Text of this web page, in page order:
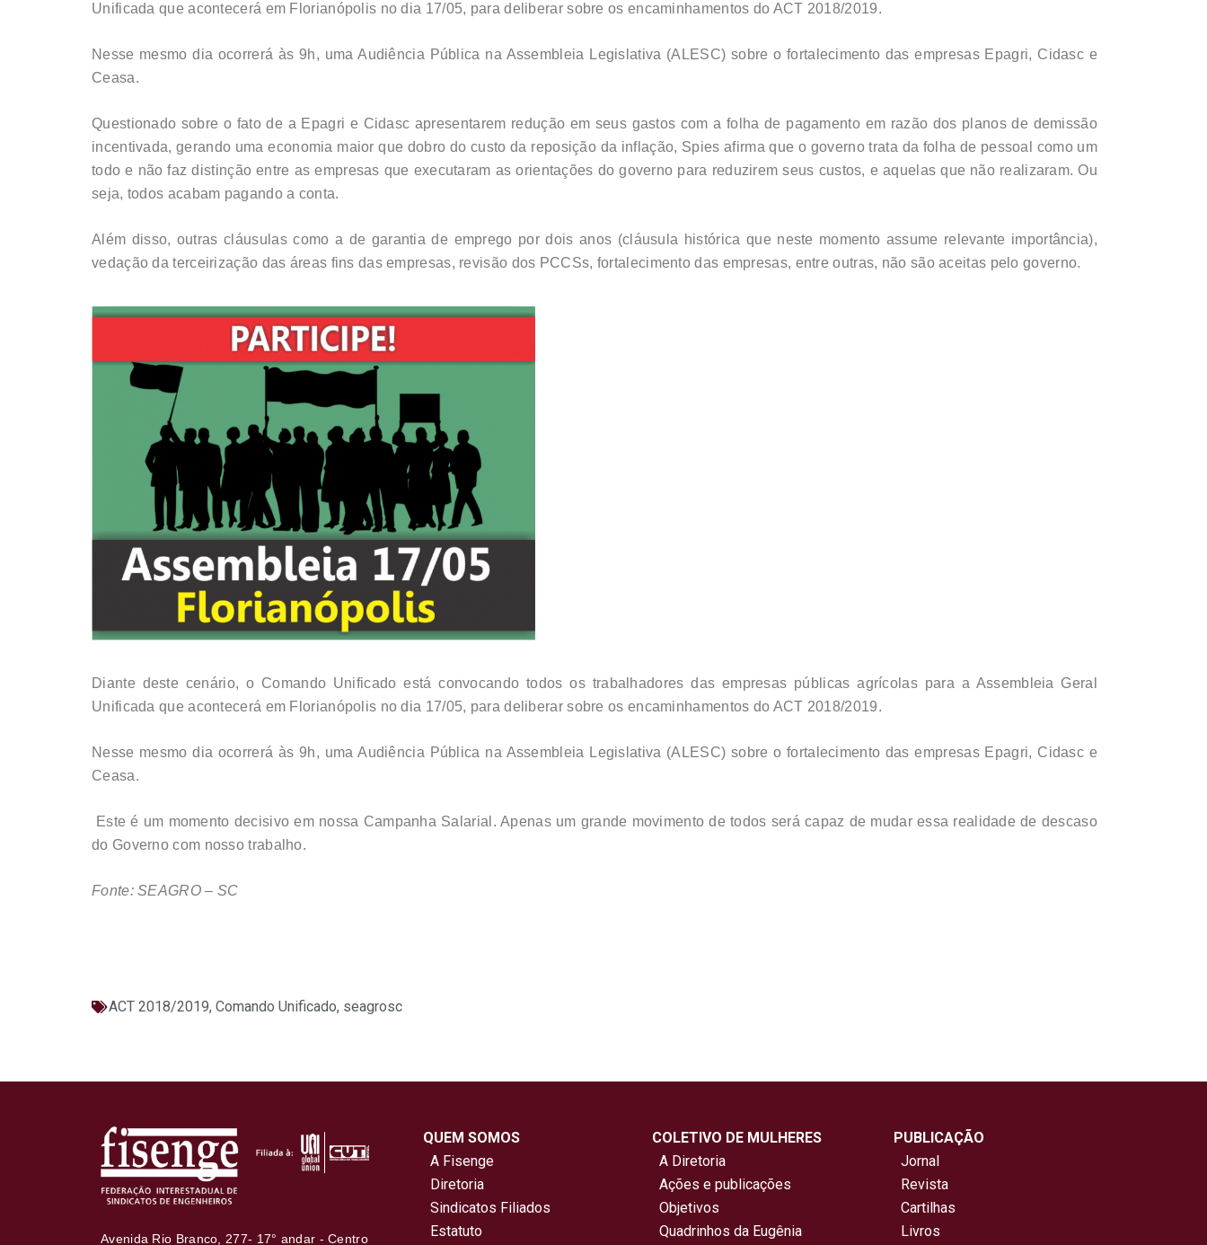
Unificada que acontecerá em Florianópolis no dia 17/05, para deliberar sobre os encaminhamentos do ACT 2018/2019.
Nesse mesmo dia ocorrerá às 9h, uma Audiência Pública na Assembleia Legislativa (ALESC) sobre o fortalecimento das empresas Epagri, Cidasc e
Ceasa.
Questionado sobre o fato de a Epagri e Cidasc apresentarem redução em seus gastos com a folha de pagamento em razão dos planos de demissão
incentivada, gerando uma economia maior que dobro do custo da reposição da inflação, Spies afirma que o governo trata da folha de pessoal como um
todo e não faz distinção entre as empresas que executaram as orientações do governo para reduzirem seus custos, e aquelas que não realizaram. Ou
seja, todos acabam pagando a conta.
Além disso, outras cláusulas como a de garantia de emprego por dois anos (cláusula histórica que neste momento assume relevante importância),
vedação da terceirização das áreas fins das empresas, revisão dos PCCSs, fortalecimento das empresas, entre outras, não são aceitas pelo governo.
Diante deste cenário, o Comando Unificado está convocando todos os trabalhadores das empresas públicas agrícolas para a Assembleia Geral
Unificada que acontecerá em Florianópolis no dia 17/05, para deliberar sobre os encaminhamentos do ACT 2018/2019.
Nesse mesmo dia ocorrerá às 9h, uma Audiência Pública na Assembleia Legislativa (ALESC) sobre o fortalecimento das empresas Epagri, Cidasc e
Ceasa.
Este é um momento decisivo em nossa Campanha Salarial. Apenas um grande movimento de todos será capaz de mudar essa realidade de descaso
do Governo com nosso trabalho.
Fonte: SEAGRO – SC
ACT 2018/2019, Comando Unificado, seagrosc
Avenida Rio Branco, 277- 17° andar - Centro
QUEM SOMOS
A Fisenge
Diretoria
Sindicatos Filiados
Estatuto
COLETIVO DE MULHERES
A Diretoria
Ações e publicações
Objetivos
Quadrinhos da Eugênia
PUBLICAÇÃO
Jornal
Revista
Cartilhas
Livros